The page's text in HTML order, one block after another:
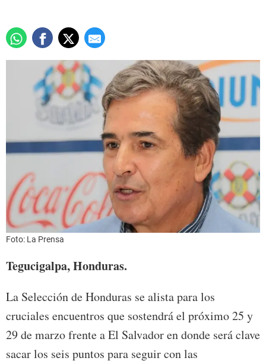
Foto: La Prensa
Tegucigalpa, Honduras.
La Selección de Honduras se alista para los
cruciales encuentros que sostendrá el próximo 25 y
29 de marzo frente a El Salvador en donde será clave
sacar los seis puntos para seguir con las